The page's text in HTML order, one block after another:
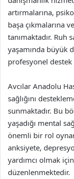
artırmalarına,
başa çıkmalarına
tanımaktadır. Ruh
yaşamında büyük
profesyonel
Avcılar Anadolu
sağlığını
sunmaktadır. Bu
yaşadığı mental
önemli bir rol
anksiyete,
yardımcı olmak
düzenlenmektedir.